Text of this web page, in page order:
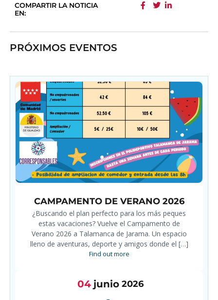
COMPARTIR LA NOTICIA
EN:
PRÓXIMOS EVENTOS
CAMPAMENTO DE VERANO 2026
¿Buscando el plan perfecto para los más peques
estas vacaciones? Vuelve el Campamento de
Verano 2026 a Talamanca de Jarama. Un espacio
lleno de aventuras, deporte y amigos donde el […]
Find out more
04 junio 2026